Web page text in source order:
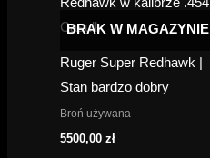
BRAK W MAGAZYNIE
Ruger Super Redhawk |
Stan bardzo dobry
Broń używana
5500,00zł